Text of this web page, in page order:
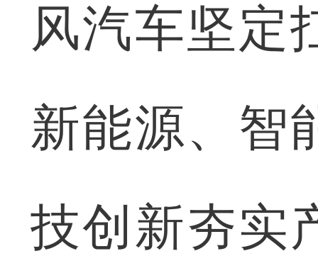
风汽车坚定
新能源、智
技创新夯实